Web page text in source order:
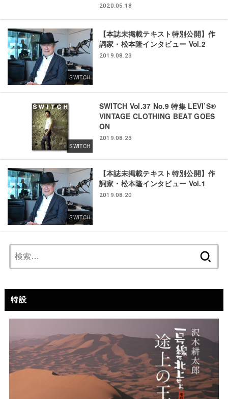
2020.05.18
SWITCH
【本誌未掲載テキスト特別公開】作
詞家・松本隆インタビュー Vol.2
2019.08.23
SWITCH
SWITCH Vol.37 No.9 特集 LEVI’S®️
VINTAGE CLOTHING BEAT GOES
ON
2019.08.23
SWITCH
【本誌未掲載テキスト特別公開】作
詞家・松本隆インタビュー Vol.1
2019.08.20
特設